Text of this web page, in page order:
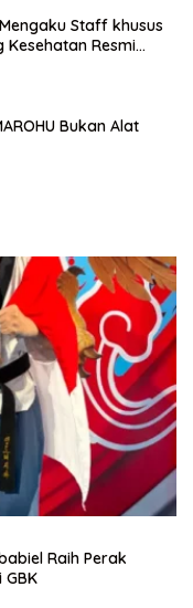
Staff khusus
Kesehatan Resmi
Bukan Alat
Raih Perak